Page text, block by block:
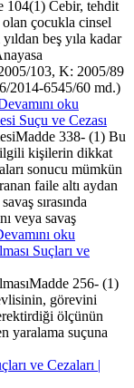
104(1) Cebir, tehdit
olan çocukla cinsel
beş yıla kadar
103, K: 2005/89
2014-6545/60 md.)
oku
Suçu ve Cezası
338- (1) Bu
ilgili kişilerin dikkat
sonucu mümkün
faile altı aydan
sırasında
veya savaş
oku
Suçları ve
256- (1)
görevini
ölçünün
yaralama suçuna
ve Cezaları |